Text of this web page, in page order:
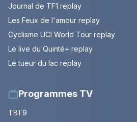
Journal de TF1 replay
Les Feux de l'amour replay
Cyclisme UCI World Tour replay
Le live du Quinté+ replay
Le tueur du lac replay
Programmes TV
TBT9